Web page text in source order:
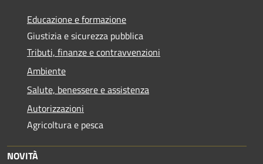
Educazione e formazione
Giustizia e sicurezza pubblica
Tributi, finanze e contravvenzioni
Ambiente
Salute, benessere e assistenza
Autorizzazioni
Agricoltura e pesca
NOVITÀ